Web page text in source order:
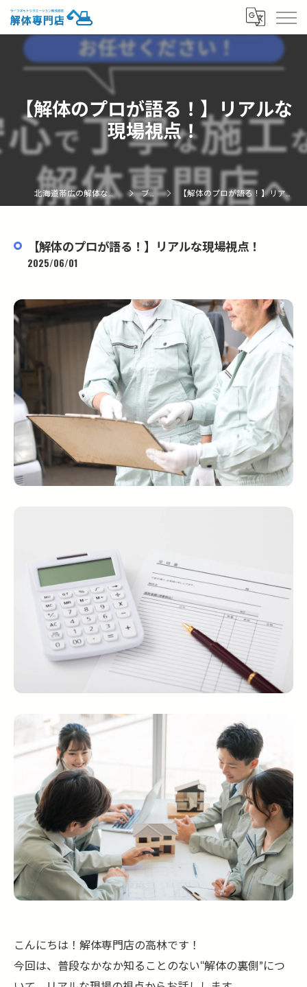
【解体のプロが語る！】リアルな
現場視点！
北海道帯広の解体なら解体専門店 ブログ 【解体のプロが語る！】リアルな現場視点！
【解体のプロが語る！】リアルな現場視点！
2025/06/01
こんにちは！解体専門店の高林です！
今回は、普段なかなか知ることのない“解体の裏側”につ